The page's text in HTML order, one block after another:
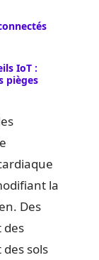
IoT :
pièges
la
Des
des
sols